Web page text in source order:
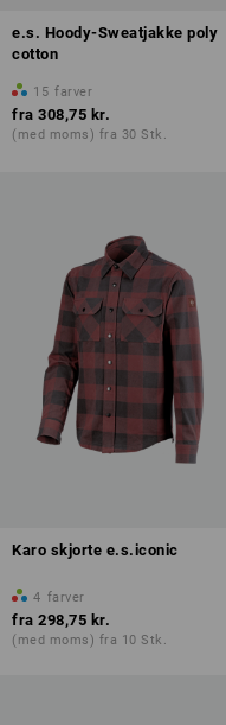
e.s. Hoody-Sweatjakke poly
cotton
15 farver
fra 308,75 kr.
(med moms) fra 30 Stk.
Karo skjorte e.s.iconic
4 farver
fra 298,75 kr.
(med moms) fra 10 Stk.